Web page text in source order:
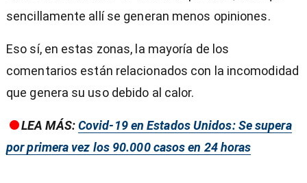
sencillamente allí se generan menos opiniones.
Eso sí, en estas zonas, la mayoría de los
comentarios están relacionados con la incomodidad
que genera su uso debido al calor.
LEA MÁS:Covid-19 en Estados Unidos: Se supera
por primera vez los 90.000 casos en 24 horas